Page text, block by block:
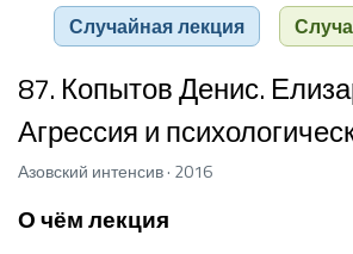
Случайная лекция
87. Копытов Денис.
Агрессия и
Азовский интенсив · 2016
О чём лекция